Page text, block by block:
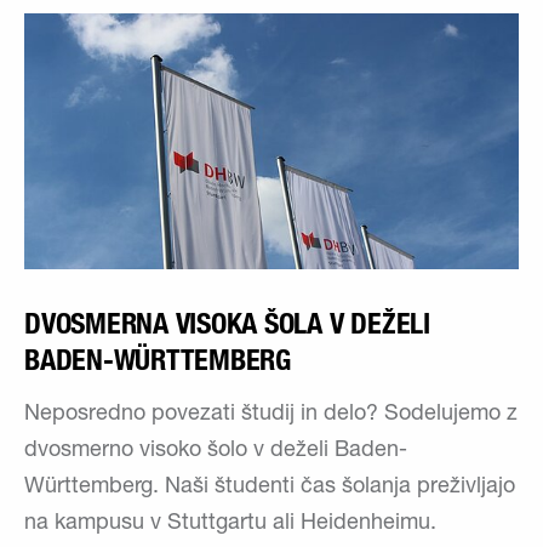
DVOSMERNA VISOKA ŠOLA V DEŽELI
BADEN-WÜRTTEMBERG
Neposredno povezati študij in delo? Sodelujemo z
dvosmerno visoko šolo v deželi Baden-
Württemberg. Naši študenti čas šolanja preživljajo
na kampusu v Stuttgartu ali Heidenheimu.